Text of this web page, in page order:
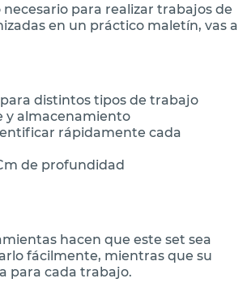
para realizar trabajos de
en un práctico maletín, vas a
distintos tipos de trabajo
y almacenamiento
rápidamente cada
de profundidad
hacen que este set sea
fácilmente, mientras que su
para cada trabajo.